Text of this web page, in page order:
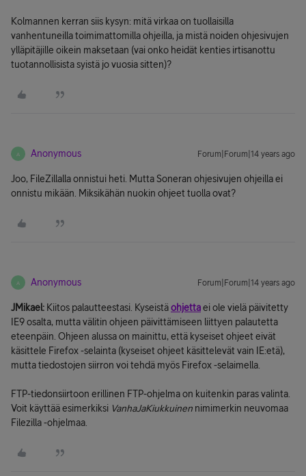
Kolmannen kerran siis kysyn: mitä virkaa on tuollaisilla
vanhentuneilla toimimattomilla ohjeilla, ja mistä noiden ohjesivujen
ylläpitäjille oikein maksetaan (vai onko heidät kenties irtisanottu
tuotannollisista syistä jo vuosia sitten)?
A Anonymous Forum|Forum|14 years ago
Joo, FileZillalla onnistui heti. Mutta Soneran ohjesivujen ohjeilla ei
onnistu mikään. Miksikähän nuokin ohjeet tuolla ovat?
A Anonymous Forum|Forum|14 years ago
JMikael: Kiitos palautteestasi. Kyseistäohjettaei ole vielä päivitetty
IE9 osalta, mutta välitin ohjeen päivittämiseen liittyen palautetta
eteenpäin. Ohjeen alussa on mainittu, että kyseiset ohjeet eivät
käsittele Firefox -selainta (kyseiset ohjeet käsittelevät vain IE:etä),
mutta tiedostojen siirron voi tehdä myös Firefox -selaimella.
FTP-tiedonsiirtoon erillinen FTP-ohjelma on kuitenkin paras valinta.
Voit käyttää esimerkiksi VanhaJaKiukkuinen nimimerkin neuvomaa
Filezilla -ohjelmaa.